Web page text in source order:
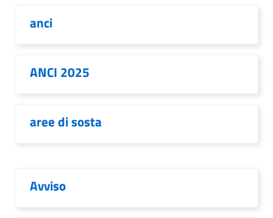
anci
ANCI 2025
aree di sosta
Avviso